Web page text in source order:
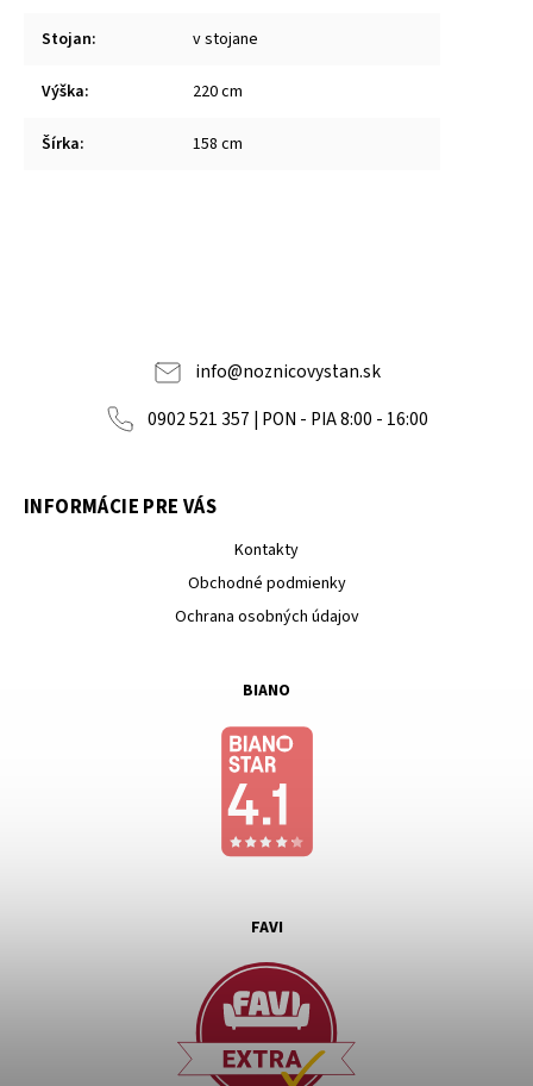
Stojan: v stojane
Výška: 220 cm
Šírka: 158 cm
info@noznicovystan.sk
0902 521 357 | PON - PIA 8:00 - 16:00
INFORMÁCIE PRE VÁS
Kontakty
Obchodné podmienky
Ochrana osobných údajov
BIANO
FAVI